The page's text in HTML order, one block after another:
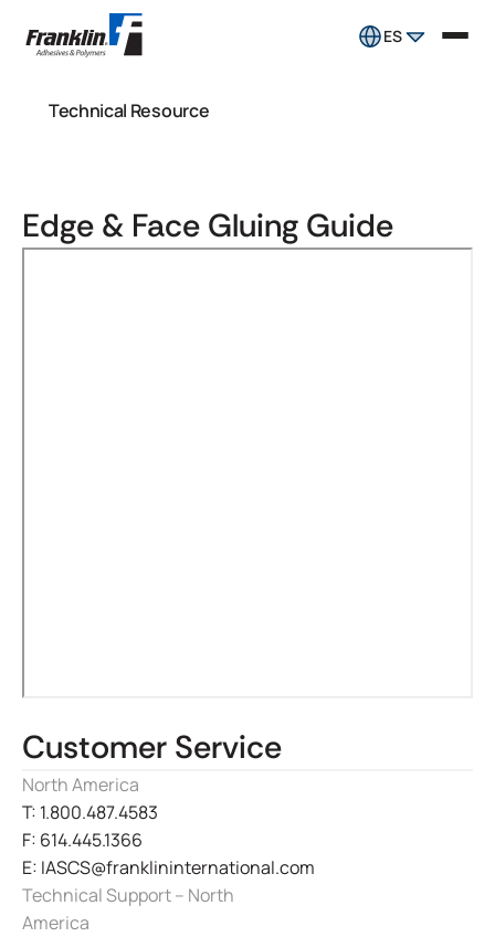
ES
Technical Resource
Edge & Face Gluing Guide
Customer Service
North America
T: 1.800.487.4583
F: 614.445.1366
E: IASCS@franklininternational.com
Technical Support – North
America